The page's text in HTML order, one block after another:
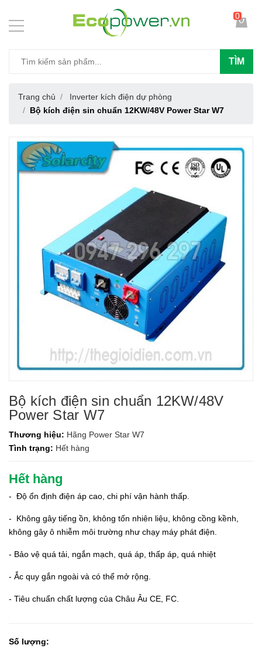
TÌM
0
Trang chủ
Inverter kích điện dự phòng
Bộ kích điện sin chuẩn 12KW/48V Power Star W7
Bộ kích điện sin chuẩn 12KW/48V
Power Star W7
Thương hiệu: Hãng Power Star W7
Tình trạng: Hết hàng
Hết hàng
- Độ ổn định điện áp cao, chi phí vận hành thấp.
- Không gây tiếng ồn, không tốn nhiên liệu, không cồng kềnh,
không gây ô nhiễm môi trường như chạy máy phát điện.
- Bảo vệ quá tải, ngắn mạch, quá áp, thấp áp, quá nhiệt
- Ắc quy gắn ngoài và có thể mở rộng.
- Tiêu chuẩn chất lượng của Châu Âu CE, FC.
Số lượng: